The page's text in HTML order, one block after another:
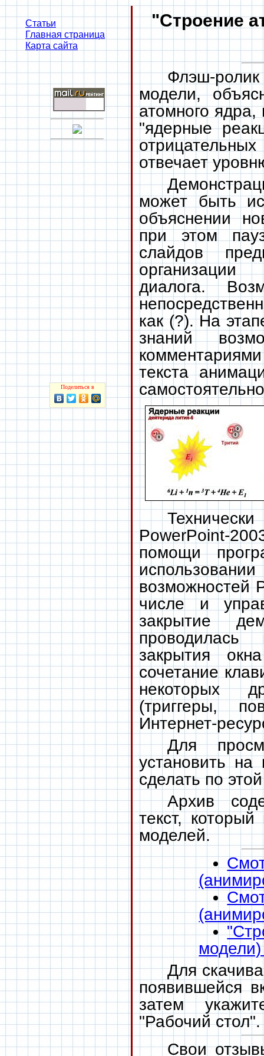
Статьи
Главная страница
Карта сайта
Поделиться в
"Строение
Флэш-
модели,
атомного
"ядерные
отвечает
может быть
объяснении
при этом
слайдов
диалога.
как (?). На
знаний
текста
PowerPoint-
помощи
возможностей
числе и
закрытие
закрытия
сочетание
некоторых
(триггеры,
Интернет-
Для
установить
сделать по
Архив
текст,
моделей.
Для
появившейся
затем
"Рабочий стол".
Свои